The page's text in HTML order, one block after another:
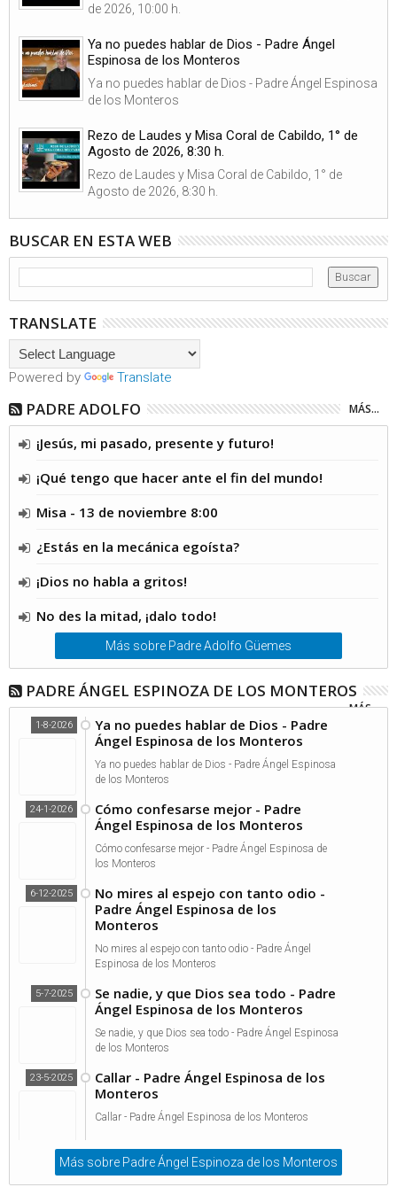
de 2026, 10:00 h.
Ya no puedes hablar de Dios - Padre Ángel
Espinosa de los Monteros
Ya no puedes hablar de Dios - Padre Ángel Espinosa
de los Monteros
Rezo de Laudes y Misa Coral de Cabildo, 1° de
Agosto de 2026, 8:30 h.
Rezo de Laudes y Misa Coral de Cabildo, 1° de
Agosto de 2026, 8:30 h.
BUSCAR EN ESTA WEB
TRANSLATE
Powered by Translate
PADRE ADOLFO MÁS...
¡Jesús, mi pasado, presente y futuro!
¡Qué tengo que hacer ante el fin del mundo!
Misa - 13 de noviembre 8:00
¿Estás en la mecánica egoísta?
¡Dios no habla a gritos!
No des la mitad, ¡dalo todo!
Más sobre Padre Adolfo Güemes
PADRE ÁNGEL ESPINOZA DE LOS MONTEROS
MÁS...
Ya no puedes hablar de Dios - Padre
Ángel Espinosa de los Monteros
1-8-2026
Ya no puedes hablar de Dios - Padre Ángel Espinosa
de los Monteros
Cómo confesarse mejor - Padre
Ángel Espinosa de los Monteros
24-1-2026
Cómo confesarse mejor - Padre Ángel Espinosa de
los Monteros
No mires al espejo con tanto odio -
Padre Ángel Espinosa de los
Monteros
6-12-2025
No mires al espejo con tanto odio - Padre Ángel
Espinosa de los Monteros
Se nadie, y que Dios sea todo - Padre
Ángel Espinosa de los Monteros
5-7-2025
Se nadie, y que Dios sea todo - Padre Ángel Espinosa
de los Monteros
Callar - Padre Ángel Espinosa de los
Monteros
23-5-2025
Callar - Padre Ángel Espinosa de los Monteros
Más sobre Padre Ángel Espinoza de los Monteros